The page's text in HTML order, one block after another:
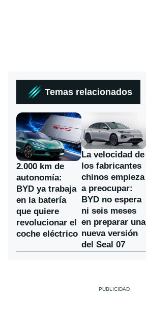
Temas relacionados
2.000 km de
autonomía:
BYD ya trabaja
en la batería
que quiere
revolucionar el
coche eléctrico
La velocidad de
los fabricantes
chinos empieza
a preocupar:
BYD no espera
ni seis meses
en preparar una
nueva versión
del Seal 07